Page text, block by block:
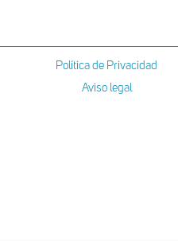
Política de Privacidad
Aviso legal